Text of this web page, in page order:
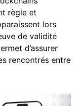
règle et
lors
de validité
d’assurer
rencontrés entre